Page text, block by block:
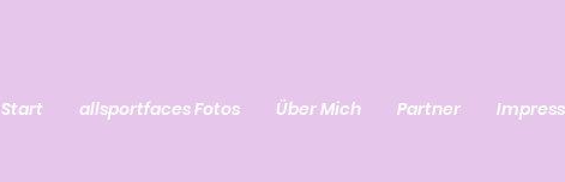
Start allsportfaces Fotos Über Mich Partner